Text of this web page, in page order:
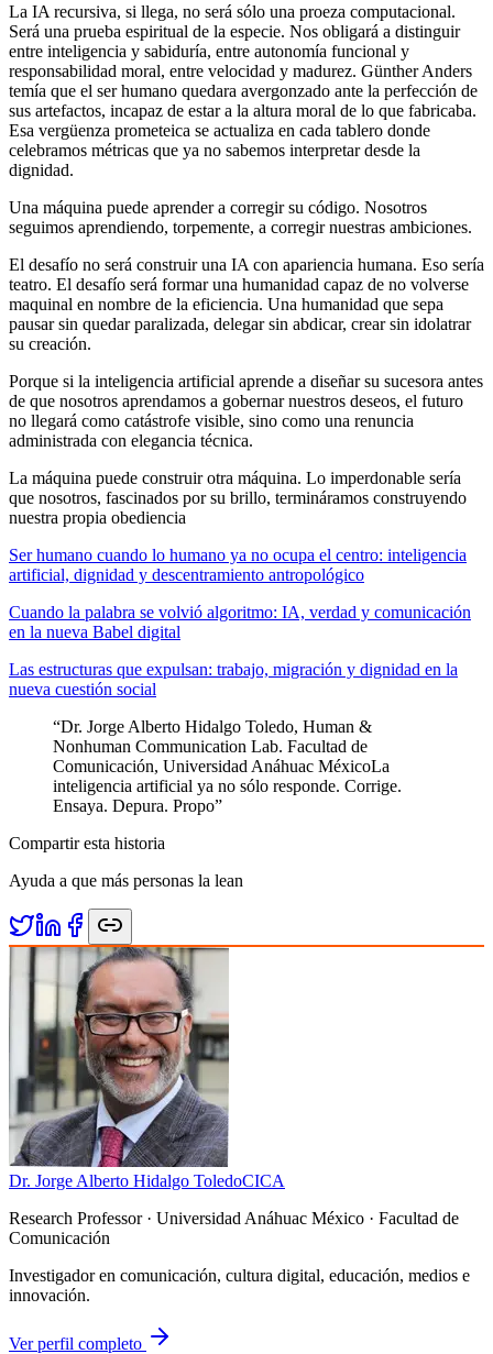
La IA recursiva, si llega, no será sólo una proeza computacional.
Será una prueba espiritual de la especie. Nos obligará a distinguir
entre inteligencia y sabiduría, entre autonomía funcional y
responsabilidad moral, entre velocidad y madurez. Günther Anders
temía que el ser humano quedara avergonzado ante la perfección de
sus artefactos, incapaz de estar a la altura moral de lo que fabricaba.
Esa vergüenza prometeica se actualiza en cada tablero donde
celebramos métricas que ya no sabemos interpretar desde la
dignidad.
Una máquina puede aprender a corregir su código. Nosotros
seguimos aprendiendo, torpemente, a corregir nuestras ambiciones.
El desafío no será construir una IA con apariencia humana. Eso sería
teatro. El desafío será formar una humanidad capaz de no volverse
maquinal en nombre de la eficiencia. Una humanidad que sepa
pausar sin quedar paralizada, delegar sin abdicar, crear sin idolatrar
su creación.
Porque si la inteligencia artificial aprende a diseñar su sucesora antes
de que nosotros aprendamos a gobernar nuestros deseos, el futuro
no llegará como catástrofe visible, sino como una renuncia
administrada con elegancia técnica.
La máquina puede construir otra máquina. Lo imperdonable sería
que nosotros, fascinados por su brillo, termináramos construyendo
nuestra propia obediencia
Ser humano cuando lo humano ya no ocupa el centro: inteligencia
artificial, dignidad y descentramiento antropológico
Cuando la palabra se volvió algoritmo: IA, verdad y comunicación
en la nueva Babel digital
Las estructuras que expulsan: trabajo, migración y dignidad en la
nueva cuestión social
“Dr. Jorge Alberto Hidalgo Toledo, Human &
Nonhuman Communication Lab. Facultad de
Comunicación, Universidad Anáhuac MéxicoLa
inteligencia artificial ya no sólo responde. Corrige.
Ensaya. Depura. Propo”
Compartir esta historia
Ayuda a que más personas la lean
Dr. Jorge Alberto Hidalgo ToledoCICA
Research Professor· Universidad Anáhuac México · Facultad de
Comunicación
Investigador en comunicación, cultura digital, educación, medios e
innovación.
Ver perfil completo